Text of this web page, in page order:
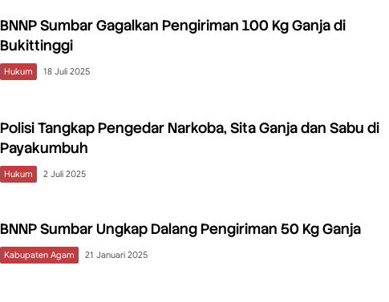
BNNP Sumbar Gagalkan Pengiriman 100 Kg Ganja di
Bukittinggi
Hukum 18 Juli 2025
Polisi Tangkap Pengedar Narkoba, Sita Ganja dan Sabu di
Payakumbuh
Hukum 2 Juli 2025
BNNP Sumbar Ungkap Dalang Pengiriman 50 Kg Ganja
Kabupaten Agam 21 Januari 2025